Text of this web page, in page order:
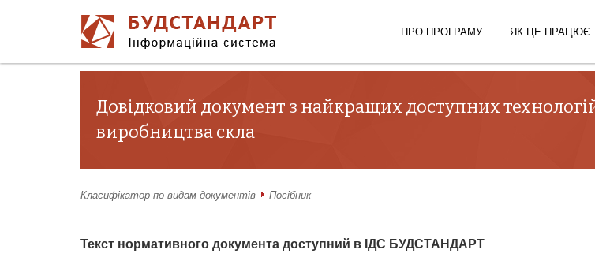
ПРО ПРОГРАМУ ЯК ЦЕ ПРАЦЮЄ
Довідковий документ з найкращих доступних
виробництва скла
Класифікатор по видам документів Посібник
Текст нормативного документа доступний в ІДС БУДСТАНДАРТ